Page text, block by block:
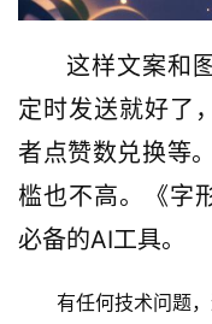
这样文案和
定时发送就好了
者点赞数兑换等
槛也不高。《字
必备的AI工具。
有任何技术问题